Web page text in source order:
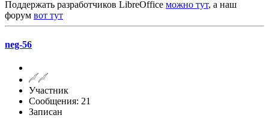
Поддержать разработчиков LibreOffice можно тут, а наш
форум вот тут
neg-56
Участник
Сообщения: 21
Записан